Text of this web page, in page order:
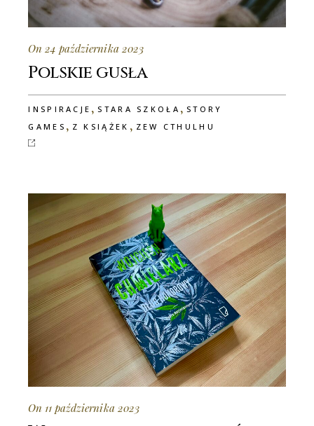
On 24 października 2023
Polskie gusła
INSPIRACJE , STARA SZKOŁA , STORY
GAMES , Z KSIĄŻEK , ZEW CTHULHU
On 11 października 2023